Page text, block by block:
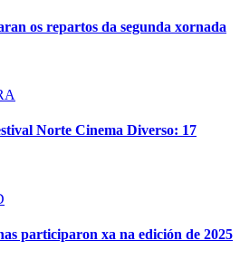
os repartos da segunda xornada
Norte Cinema Diverso: 17
participaron xa na edición de 2025